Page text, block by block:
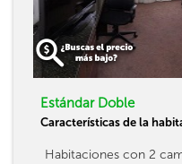
Estándar Doble
Características de la
Habitaciones con 2